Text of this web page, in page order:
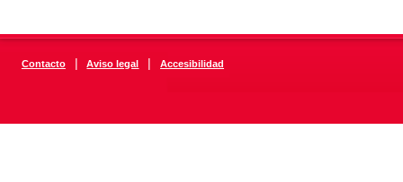
Contacto | Aviso legal | Accesibilidad